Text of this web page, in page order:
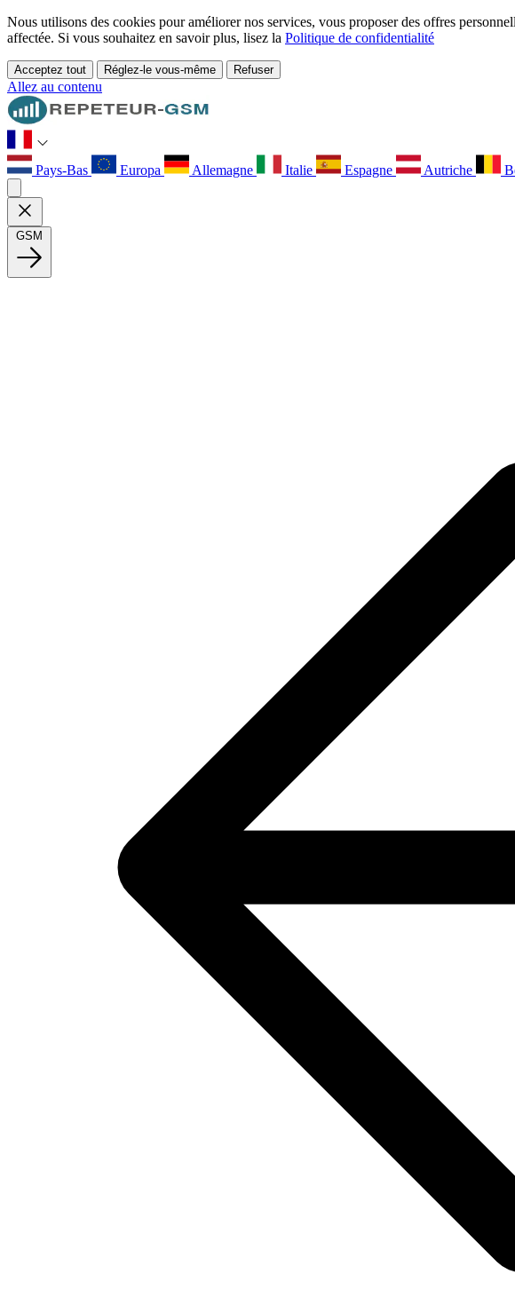
Nous utilisons des cookies pour améliorer nos services, vous proposer des offres
affectée. Si vous souhaitez en savoir plus, lisez la Politique de confidentialité
Acceptez tout Réglez-le vous-même Refuser
Allez au contenu
Pays-Bas Europa Allemagne Italie Espagne Autriche
GSM